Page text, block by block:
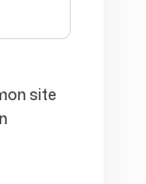
site